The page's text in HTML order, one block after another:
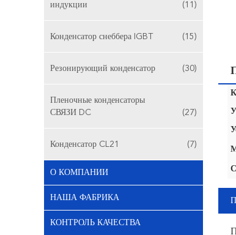
индукции
(11)
Конденсатор снеббера IGBT (15)
Резонирующий конденсатор (30)
Пленочные конденсаторы
СВЯЗИ DC
(27)
Конденсатор CL21 (7)
О КОМПАНИИ
НАША ФАБРИКА
КОНТРОЛЬ КАЧЕСТВА